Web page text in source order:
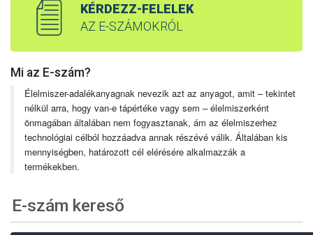
KÉRDEZZ-FELELEK
AZ E-SZÁMOKRÓL
Mi az E-szám?
Élelmiszer-adalékanyagnak nevezik azt az anyagot, amit – tekintet
nélkül arra, hogy van-e tápértéke vagy sem – élelmiszerként
önmagában általában nem fogyasztanak, ám az élelmiszerhez
technológiai célból hozzáadva annak részévé válik. Általában kis
mennyiségben, határozott cél elérésére alkalmazzák a
termékekben.
E-szám kereső